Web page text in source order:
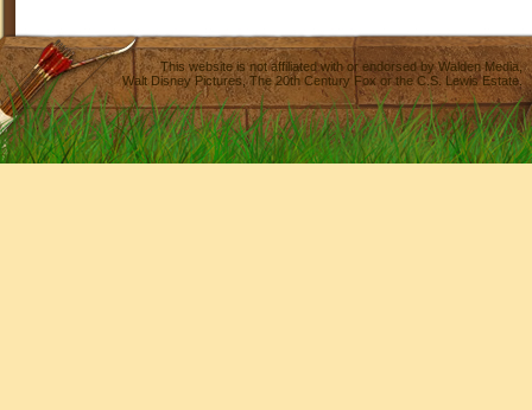
This website is not affiliated with or endorsed byWalden Media
Walt Disney Pictures,The 20th Century Fox or the C.S. Lewis Estate.